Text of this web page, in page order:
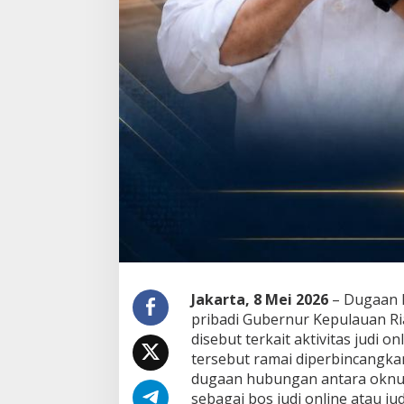
Jakarta, 8 Mei 2026– Dugaan
pribadi Gubernur Kepulauan
disebut terkait aktivitas judi
tersebut ramai
dugaan hubungan antara
sebagai bos judi online atau